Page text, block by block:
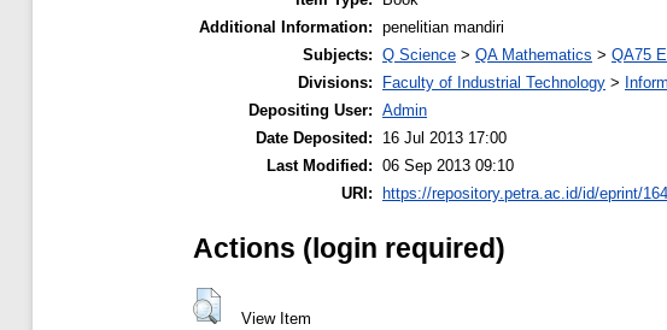
Additional Information: penelitian mandiri
Subjects: Q Science > QA Mathematics > QA75
Divisions:
Faculty of Industrial Technology >
Depositing User: Admin
Date Deposited:
16 Jul 2013 17:00
Last Modified: 06 Sep 2013 09:10
URI:
https://repository.petra.ac.id/id/eprint/
Actions (login required)
View Item